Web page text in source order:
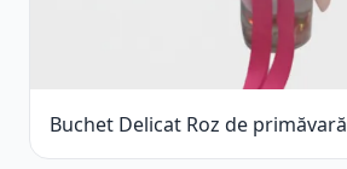
Buchet Delicat Roz de primăvară